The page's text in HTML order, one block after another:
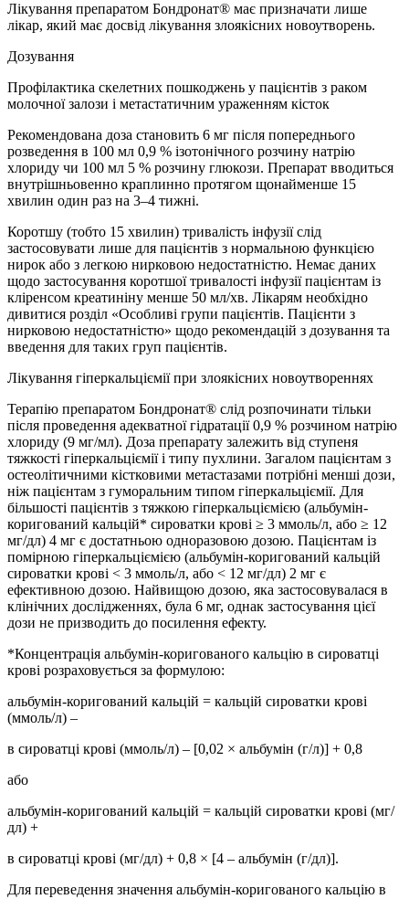
Лікування препаратом Бондронат® має призначати лише
лікар, який має досвід лікування злоякісних новоутворень.
Дозування
Профілактика скелетних пошкоджень у пацієнтів з раком
молочної залози і метастатичним ураженням кісток
Рекомендована доза становить 6 мг після попереднього
розведення в 100 мл 0,9 % ізотонічного розчину натрію
хлориду чи 100 мл 5 % розчину глюкози. Препарат вводиться
внутрішньовенно краплинно протягом щонайменше 15
хвилин один раз на 3–4 тижні.
Коротшу (тобто 15 хвилин) тривалість інфузії слід
застосовувати лише для пацієнтів з нормальною функцією
нирок або з легкою нирковою недостатністю. Немає даних
щодо застосування коротшої тривалості інфузії пацієнтам із
кліренсом креатиніну менше 50 мл/хв. Лікарям необхідно
дивитися розділ «Особливі групи пацієнтів. Пацієнти з
нирковою недостатністю» щодо рекомендацій з дозування та
введення для таких груп пацієнтів.
Лікування гіперкальціємії при злоякісних новоутвореннях
Терапію препаратом Бондронат® слід розпочинати тільки
після проведення адекватної гідратації 0,9 % розчином натрію
хлориду (9 мг/мл). Доза препарату залежить від ступеня
тяжкості гіперкальціємії і типу пухлини. Загалом пацієнтам з
остеолітичними кістковими метастазами потрібні менші дози,
ніж пацієнтам з гуморальним типом гіперкальціємії. Для
більшості пацієнтів з тяжкою гіперкальціємією (альбумін-
коригований кальцій* сироватки крові ≥ 3 ммоль/л, або ≥ 12
мг/дл) 4 мг є достатньою одноразовою дозою. Пацієнтам із
помірною гіперкальціємією (альбумін-коригований кальцій
сироватки крові < 3 ммоль/л, або < 12 мг/дл) 2 мг є
ефективною дозою. Найвищою дозою, яка застосовувалася в
клінічних дослідженнях, була 6 мг, однак застосування цієї
дози не призводить до посилення ефекту.
*Концентрація альбумін-коригованого кальцію в сироватці
крові розраховується за формулою:
альбумін-коригований кальцій = кальцій сироватки крові
(ммоль/л) –
в сироватці крові (ммоль/л) – [0,02 × альбумін (г/л)] + 0,8
або
альбумін-коригований кальцій = кальцій сироватки крові (мг/
дл) +
в сироватці крові (мг/дл) + 0,8 × [4 – альбумін (г/дл)].
Для переведення значення альбумін-коригованого кальцію в